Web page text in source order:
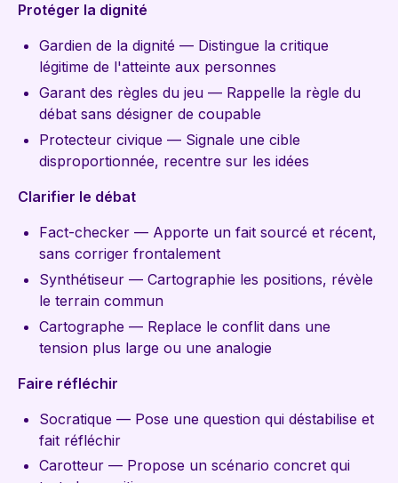
Protéger la dignité
Gardien de la dignité — Distingue la critique
légitime de l'atteinte aux personnes
Garant des règles du jeu — Rappelle la règle du
débat sans désigner de coupable
Protecteur civique — Signale une cible
disproportionnée, recentre sur les idées
Clarifier le débat
Fact-checker — Apporte un fait sourcé et récent,
sans corriger frontalement
Synthétiseur — Cartographie les positions, révèle
le terrain commun
Cartographe — Replace le conflit dans une
tension plus large ou une analogie
Faire réfléchir
Socratique — Pose une question qui déstabilise et
fait réfléchir
Carotteur — Propose un scénario concret qui